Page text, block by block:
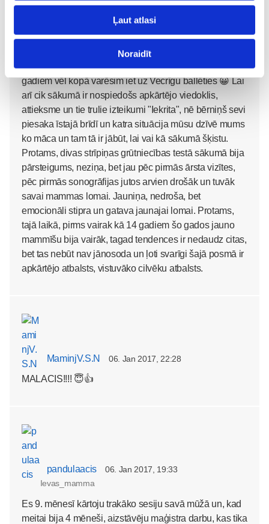
Ļaut atlasi
Noraidīt
grūtniecību mani ļoti nosodīja, nevēlējās redzēt. Par
mazo ļoti priecājās dēla tētis, ar mazo puncī
apprecējāmies. Nebija viegli, bet to nekad neesmu
nožēlojusi, lepojos, ka esmu jauna mamma savam
pusaudzim. Dažreiz iesmejamies, ka pēc dažiem
gadiem vēl kopā varēsim iet uz Vecrīgu ballēties 😀 Lai
arī cik sākumā ir nospiedošs apkārtējo viedoklis,
attieksme un tie trulie izteikumi "Iekrita", nē bērniņš sevi
piesaka īstajā brīdī un katra situācija mūsu dzīvē mums
ko māca un tam tā ir jābūt, lai vai kā sākumā šķistu.
Protams, divas strīpiņas grūtniecības testā sākumā bija
pārsteigums, neziņa, bet jau pēc pirmās ārsta vizītes,
pēc pirmās sonogrāfijas jutos arvien drošāk un tuvāk
savai mammas lomai. Jauniņa, nedroša, bet
emocionāli stipra un gatava jaunajai lomai. Protams,
tajā laikā, pirms vairak kā 14 gadiem šo gados jauno
mammīšu bija vairāk, tagad tendences ir nedaudz citas,
bet tas nebūt nav jānosoda un ļoti svarīgi šajā posmā ir
apkārtējo atbalsts, vistuvāko cilvēku atbalsts.
MaminjV.S.N 06. Jan 2017, 22:28
MALACIS!!!! 😇👍
pandulaacis
06. Jan 2017, 19:33
Ievas_mamma
Es 9. mēnesī kārtoju trakāko sesiju savā mūžā un, kad
meitai bija 4 mēneši, aizstāvēju maģistra darbu, kas tika